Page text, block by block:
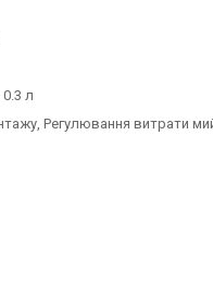
л
Регулювання витрати